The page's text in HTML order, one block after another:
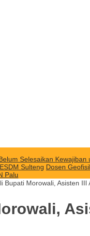
Selesaikan
Sulteng Dosen
Palu
Bupati Morowali, Asisten